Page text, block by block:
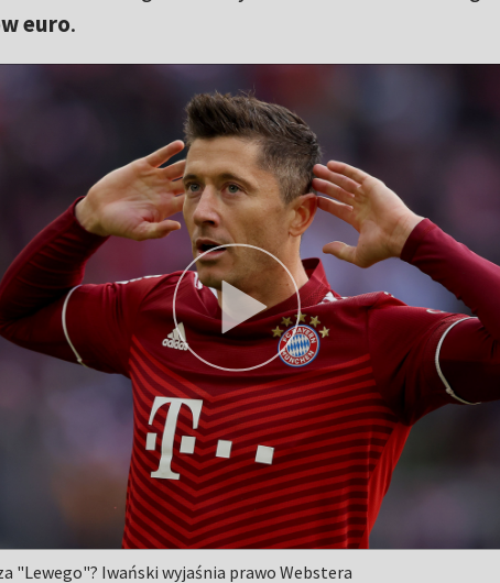
euro.
"Lewego"? Iwański wyjaśnia prawo Webstera